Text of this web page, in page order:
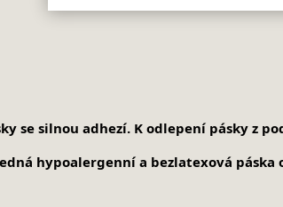
se silnou adhezí. K odlepení pásky z
hypoalergenní a bezlatexová páska